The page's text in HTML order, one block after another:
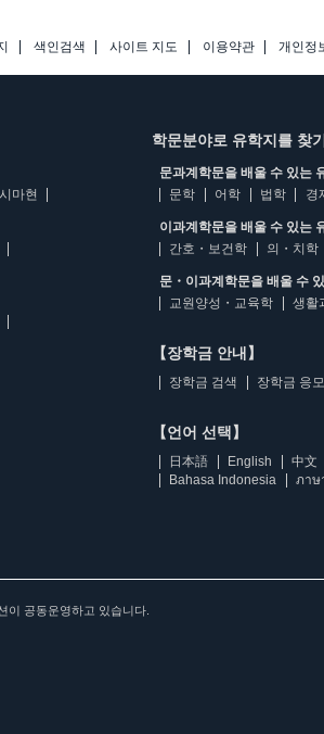
색인검색 사이트 지도 이용약관 개인정
마현
학문분야로 유학지를 찾기
문과계학문을 배울 수 있는
문학
어학 법학 경
이과계학문을 배울 수 있는
간호・보건학
의・치학
문・이과계학문을 배울 수
교원양성・교육학
생활
【장학금 안내】
장학금 검색 장학금 응모
【언어 선택】
日本語 English 中文
Bahasa Indonesia
ภาษ
이 공동운영하고 있습니다.